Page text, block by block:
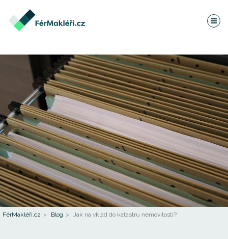
FérMakléři.cz Blog Jak na vklad do katastru nemovitostí?